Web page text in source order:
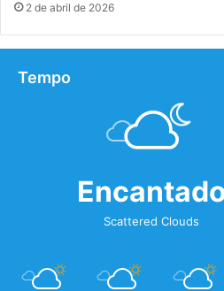
2 de abril de 2026
Tempo
Scattered Clouds